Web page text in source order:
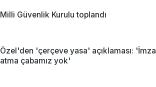
Milli Güvenlik Kurulu toplandı
Özel'den 'çerçeve yasa' açıklaması: 'İmza
atma çabamız yok'